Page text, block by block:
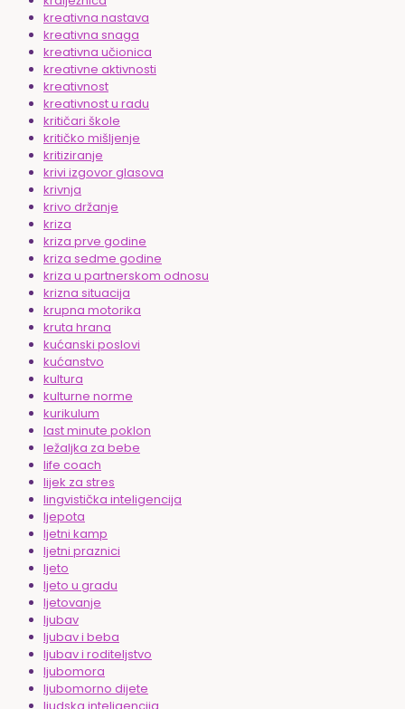
kreativna nastava
kreativna snaga
kreativna učionica
kreativne aktivnosti
kreativnost
kreativnost u radu
kritičari škole
kritičko mišljenje
kritiziranje
krivi izgovor glasova
krivnja
krivo držanje
kriza
kriza prve godine
kriza sedme godine
kriza u partnerskom odnosu
krizna situacija
krupna motorika
kruta hrana
kućanski poslovi
kućanstvo
kultura
kulturne norme
kurikulum
last minute poklon
ležaljka za bebe
life coach
lijek za stres
lingvistička inteligencija
ljepota
ljetni kamp
ljetni praznici
ljeto
ljeto u gradu
ljetovanje
ljubav
ljubav i beba
ljubav i roditeljstvo
ljubomora
ljubomorno dijete